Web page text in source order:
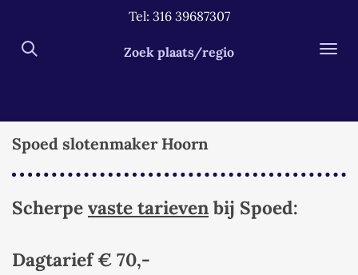
naar
Zoek plaats/regio
Tel: 316 39687307
Spoed slotenmaker Hoorn
Scherpe vaste tarieven bij Spoed:
Dagtarief € 70,-